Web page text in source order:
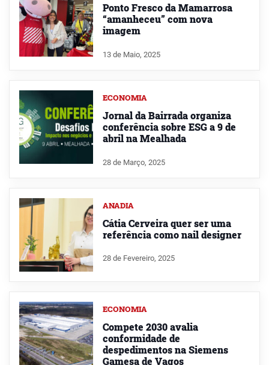
Ponto Fresco da Mamarrosa
“amanheceu” com nova
imagem
13 de Maio, 2025
ECONOMIA
Jornal da Bairrada organiza
conferência sobre ESG a 9 de
abril na Mealhada
28 de Março, 2025
ANADIA
Cátia Cerveira quer ser uma
referência como nail designer
28 de Fevereiro, 2025
ECONOMIA
Compete 2030 avalia
conformidade de
despedimentos na Siemens
Gamesa de Vagos